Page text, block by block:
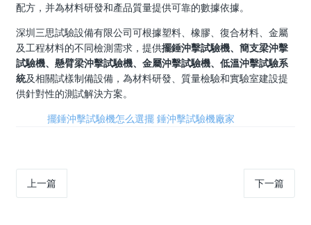
配方，并為材料研發和產品質量提供可靠的數據依據。
深圳三思試驗設備有限公司可根據塑料、橡膠、復合材料、金屬
及工程材料的不同檢測需求，提供擺錘沖擊試驗機、簡支梁沖擊
試驗機、懸臂梁沖擊試驗機、金屬沖擊試驗機、低溫沖擊試驗系
統及相關試樣制備設備，為材料研發、質量檢驗和實驗室建設提
供針對性的測試解決方案。
擺錘沖擊試驗機怎么選擺 錘沖擊試驗機廠家
上一篇 下一篇